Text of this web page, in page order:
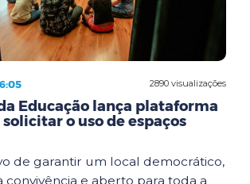
2890 visualizações
Educação lança plataforma
o uso de espaços
de garantir um local democrático,
convivência e aberto para toda a